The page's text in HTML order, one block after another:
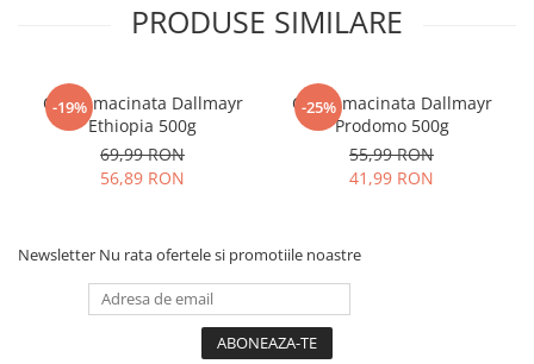
PRODUSE SIMILARE
-19%
Cafea macinata Dallmayr
Ethiopia 500g
69,99 RON
56,89 RON
-25%
Cafea macinata Dallmayr
Prodomo 500g
55,99 RON
41,99 RON
Newsletter Nu rata ofertele si promotiile noastre